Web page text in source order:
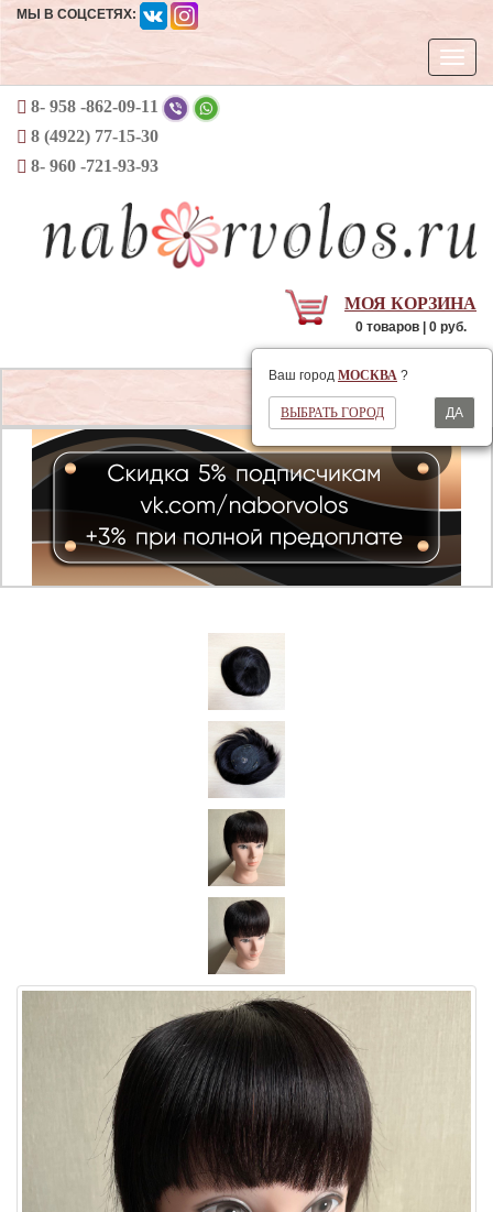
МЫ В СОЦСЕТЯХ:
8- 958 -862-09-11
8 (4922) 77-15-30
8- 960 -721-93-93
МОЯ КОРЗИНА
0 товаров | 0 руб.
Ваш город МОСКВА ?
ВЫБРАТЬ ГОРОД ДА
Открыть